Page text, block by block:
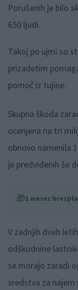
Porušenih je bilo
650 ljudi.
Takoj po ujmi so
prizadetim
pomoč iz tujine.
Skupna škoda
ocenjena na tri
obnovo namenila
je predvidenih še
🎁1 mesec
V zadnjih dveh
odškodnine
se morajo zaradi
sredstva za